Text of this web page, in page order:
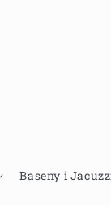
Baseny i